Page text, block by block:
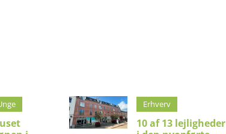
Erhverv
10 af 13 lejligheder